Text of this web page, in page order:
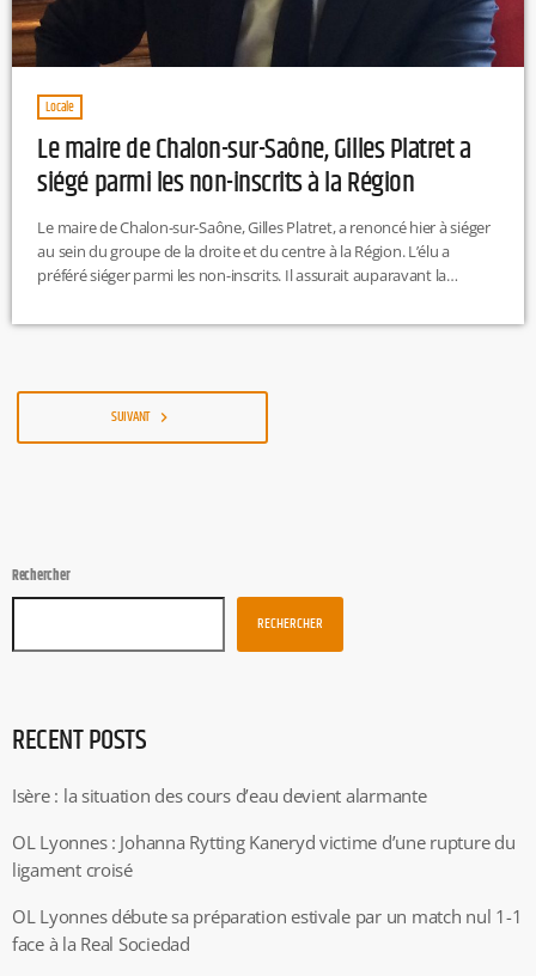
Locale
Le maire de Chalon-sur-Saône, Gilles Platret a
siégé parmi les non-inscrits à la Région
Le maire de Chalon-sur-Saône, Gilles Platret, a renoncé hier à siéger
au sein du groupe de la droite et du centre à la Région. L’élu a
préféré siéger parmi les non-inscrits. Il assurait auparavant la
Macronie. À noter qu’il rejette la main tendue du Rassemblement
SUIVANT navigate_next
Rechercher
RECHERCHER
RECENT POSTS
Isère : la situation des cours d’eau devient alarmante
OL Lyonnes : Johanna Rytting Kaneryd victime d’une rupture du
ligament croisé
OL Lyonnes débute sa préparation estivale par un match nul 1-1
face à la Real Sociedad